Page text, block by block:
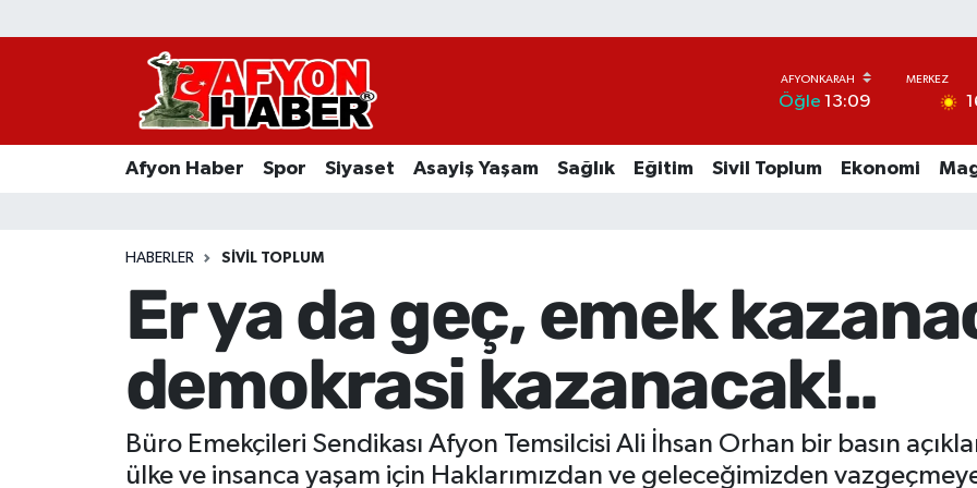
Öğle 13:09
Afyon Haber Spor Siyaset Asayiş Yaşam Sağlık Eğitim Sivil Toplum Ekonomi
HABERLER SIVIL TOPLUM
Er ya da geç, emek
demokrasi kazanacak!..
Büro Emekçileri Sendikası Afyon Temsilcisi Ali İhsan Orhan bir basın
ülke ve insanca yaşam için Haklarımızdan ve geleceğimizden
Afyon Haber
Asayiş Yaşam
Sivil Toplum
Ekonomi